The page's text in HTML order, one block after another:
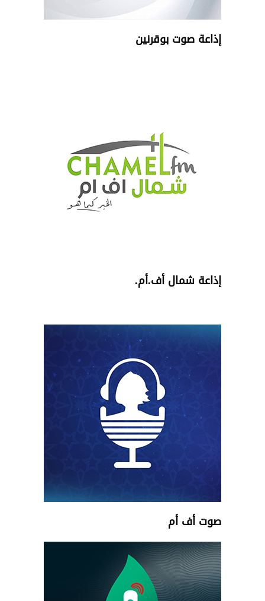
إذاعة صوت بوقرنين
إذاعة شمال أف.أم.
صوت أف أم
Français